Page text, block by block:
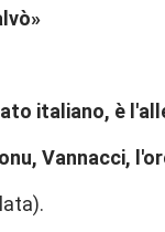
italiano, è
Vannacci,